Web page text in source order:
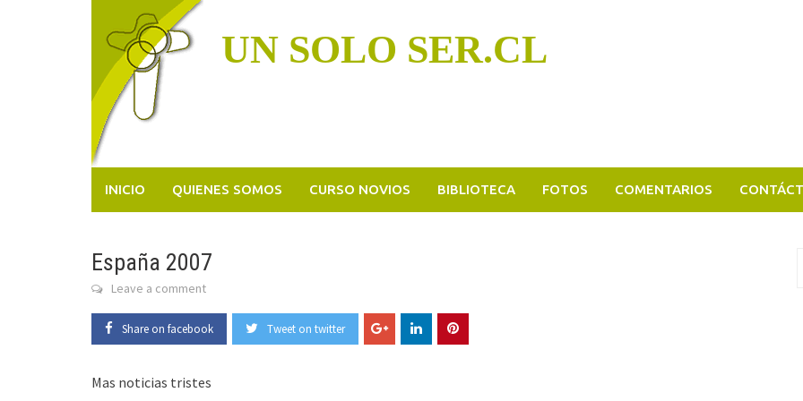
UN SOLO SER.CL
INICIO QUIENES SOMOS CURSO NOVIOS BIBLIOTECA FOTOS COMENTARIOS
España 2007
Leave a comment
Share on facebook Tweet on twitter
Mas noticias tristes